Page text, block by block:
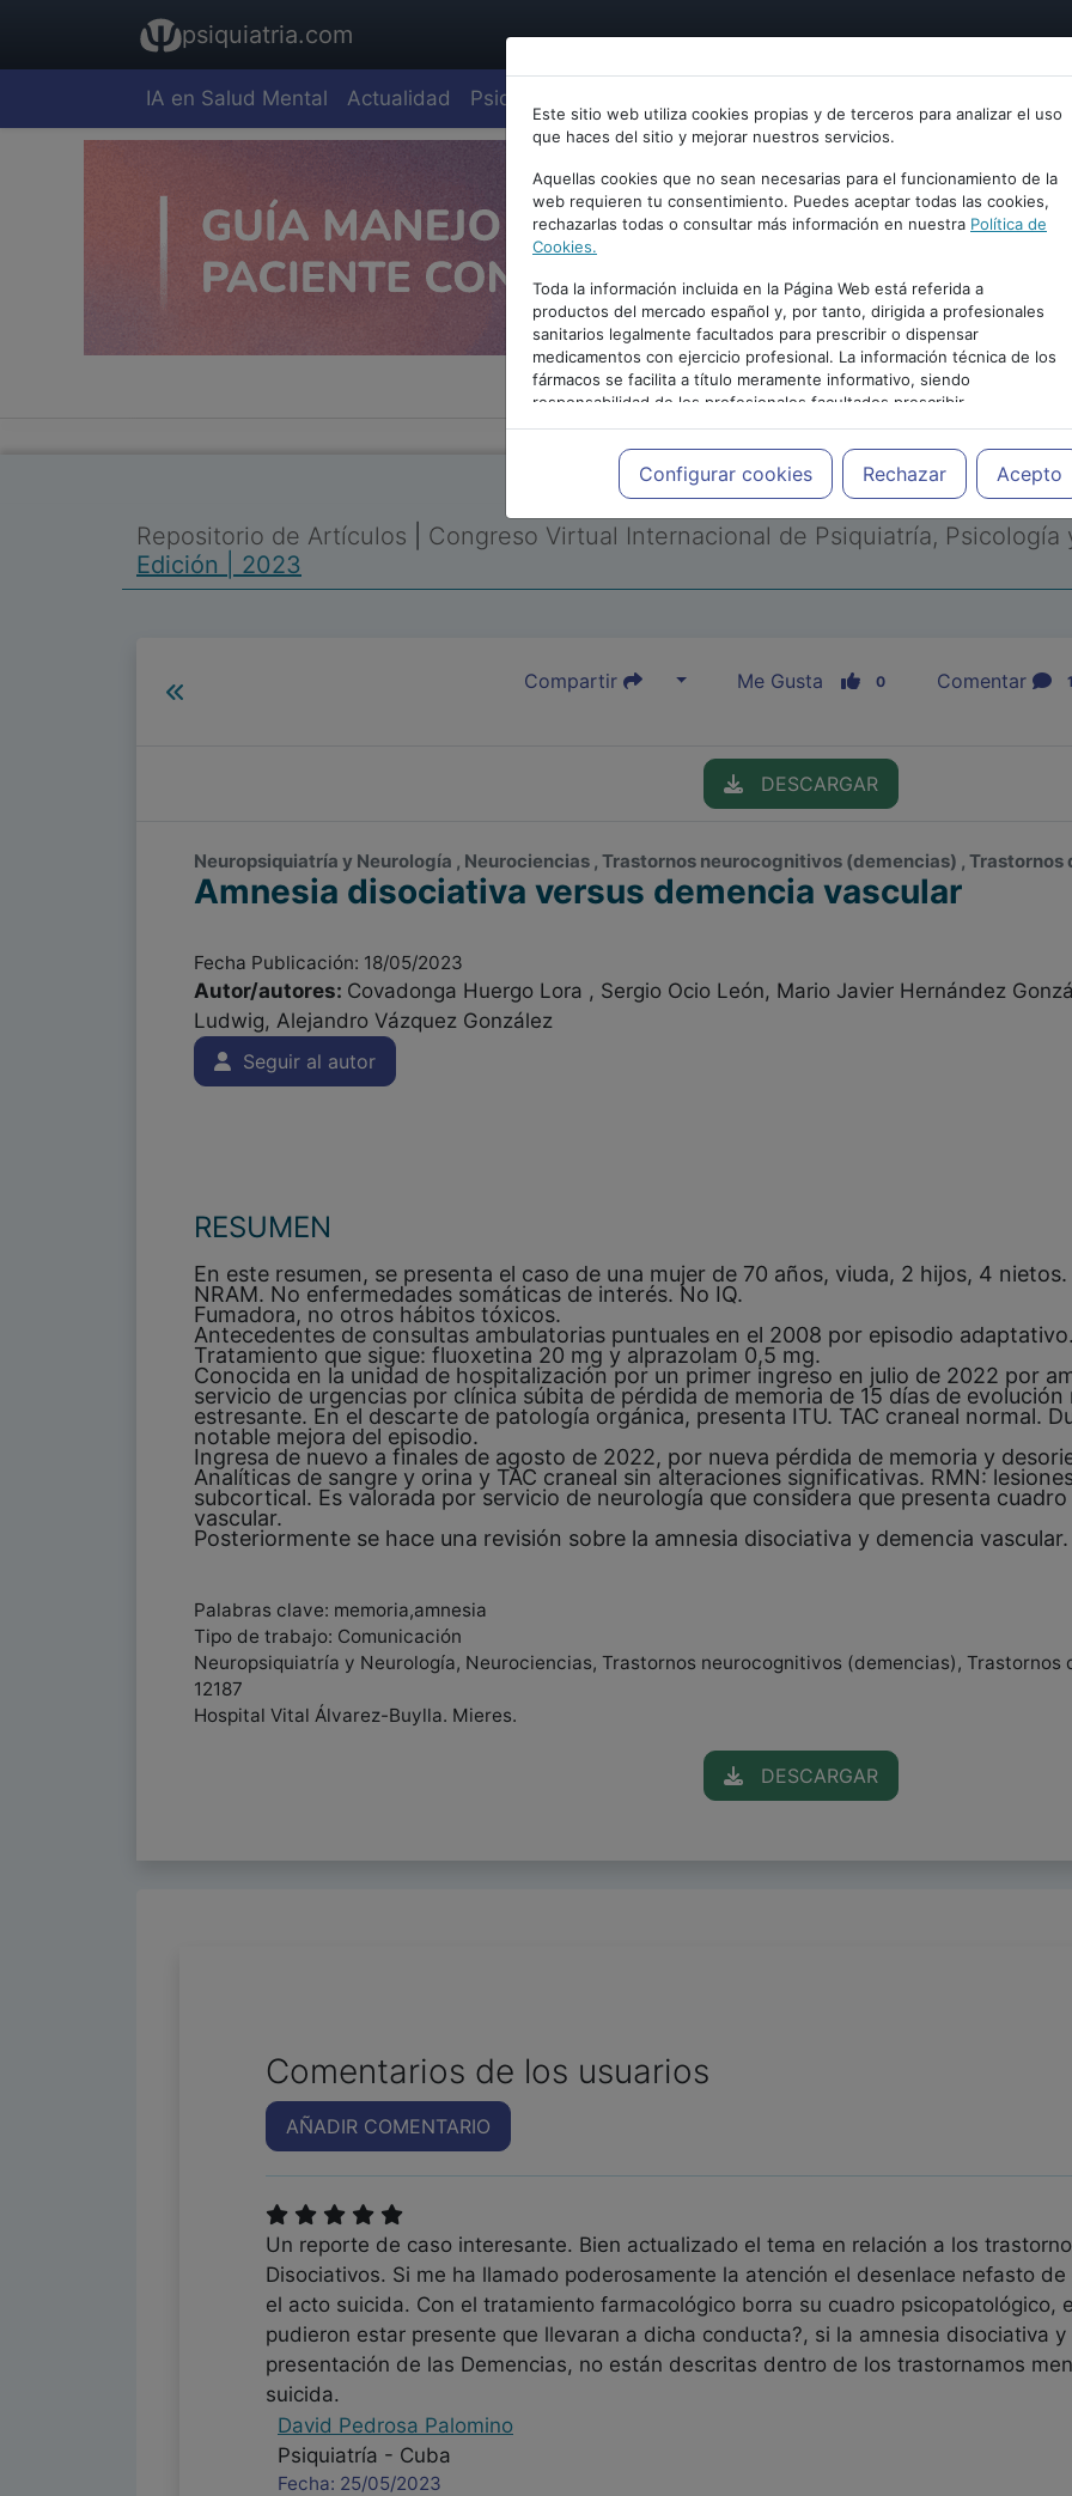
psiquiatria.com
IA en Salud Mental Actualidad Psiquiatría
Este sitio web utiliza cookies propias y de terceros para analizar el uso
que haces del sitio y mejorar nuestros servicios.
Aquellas cookies que no sean necesarias para el funcionamiento de la
web requieren tu consentimiento. Puedes aceptar todas las cookies,
rechazarlas todas o consultar más información en nuestra Política de
Cookies.
Toda la información incluida en la Página Web está referida a
productos del mercado español y, por tanto, dirigida a profesionales
sanitarios legalmente facultados para prescribir o dispensar
medicamentos con ejercicio profesional. La información técnica de los
fármacos se facilita a título meramente informativo, siendo
responsabilidad de los profesionales facultados prescribir
medicamentos y decidir, en cada caso concreto, el tratamiento más
adecuado a las necesidades del paciente.
Configurar cookies Rechazar Acepto
PUBLICIDAD
Repositorio de Artículos Congreso Virtual Internacional de Psiquiatría,
Edición | 2023
Compartir Me Gusta 0 Comentar 1
DESCARGAR
Neuropsiquiatría y Neurología , Neurociencias , Trastornos neurocognitivos (demencias) ,
Amnesia disociativa versus demencia vascular
Fecha Publicación: 18/05/2023
Autor/autores: Covadonga Huergo Lora , Sergio Ocio León, Mario Javier Hernández
Ludwig, Alejandro Vázquez González
Seguir al autor
RESUMEN
En este resumen, se presenta el caso de una mujer de 70 años, viuda, 2 hijos, 4 nietos.
NRAM. No enfermedades somáticas de interés. No IQ.
Fumadora, no otros hábitos tóxicos.
Antecedentes de consultas ambulatorias puntuales en el 2008 por episodio adaptativo.
Tratamiento que sigue: fluoxetina 20 mg y alprazolam 0,5 mg.
Conocida en la unidad de hospitalización por un primer ingreso en julio de 2022 por
servicio de urgencias por clínica súbita de pérdida de memoria de 15 días de
estresante. En el descarte de patología orgánica, presenta ITU. TAC craneal normal.
notable mejora del episodio.
Ingresa de nuevo a finales de agosto de 2022, por nueva pérdida de memoria y
Analíticas de sangre y orina y TAC craneal sin alteraciones significativas. RMN:
subcortical. Es valorada por servicio de neurología que considera que presenta
vascular.
Posteriormente se hace una revisión sobre la amnesia disociativa y demencia vascular.
Palabras clave: memoria,amnesia
Tipo de trabajo: Comunicación
Neuropsiquiatría y Neurología, Neurociencias, Trastornos neurocognitivos (demencias), Trastornos
12187
Hospital Vital Álvarez-Buylla. Mieres.
DESCARGAR
Comentarios de los usuarios
AÑADIR COMENTARIO
Un reporte de caso interesante. Bien actualizado el tema en relación a los
Disociativos. Si me ha llamado poderosamente la atención el desenlace nefasto
el acto suicida. Con el tratamiento farmacológico borra su cuadro psicopatológico,
pudieron estar presente que llevaran a dicha conducta?, si la amnesia disociativa
presentación de las Demencias, no están descritas dentro de los trastornamos
suicida.
David Pedrosa Palomino
Psiquiatría - Cuba
Fecha: 25/05/2023